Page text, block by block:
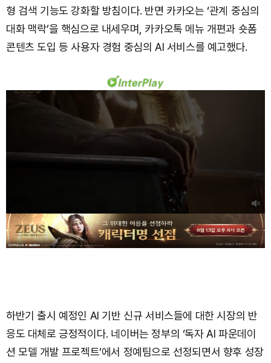
형 검색 기능도 강화할 방침이다. 반면 카카오는 ‘관계 중심의
대화 맥락’을 핵심으로 내세우며, 카카오톡 메뉴 개편과 숏폼
콘텐츠 도입 등 사용자 경험 중심의 AI 서비스를 예고했다.
하반기 출시 예정인 AI 기반 신규 서비스들에 대한 시장의 반
응도 대체로 긍정적이다. 네이버는 정부의 ‘독자 AI 파운데이
션 모델 개발 프로젝트’에서 정예팀으로 선정되면서 향후 성장